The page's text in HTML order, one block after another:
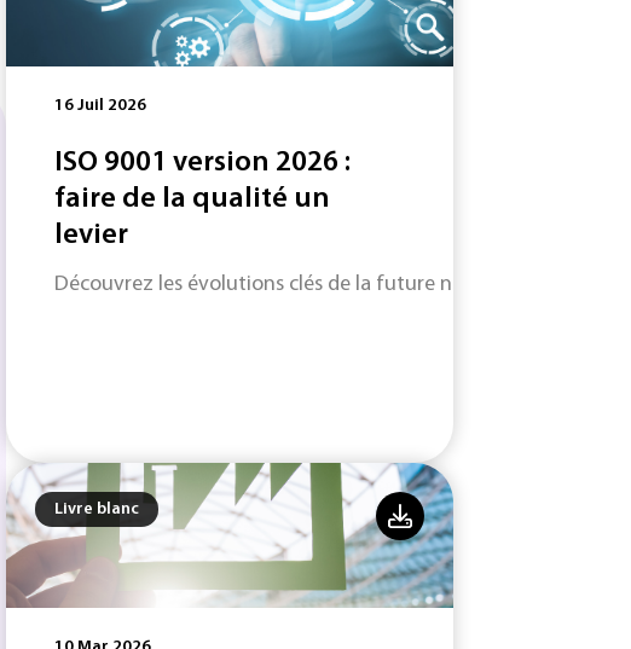
16 Juil 2026
ISO 9001 version 2026 :
faire de la qualité un
levier
Découvrez les évolutions clés de la future norme ISO 9001
Livre blanc